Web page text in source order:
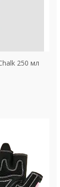
250 мл